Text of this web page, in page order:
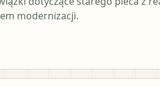
modernizacji.